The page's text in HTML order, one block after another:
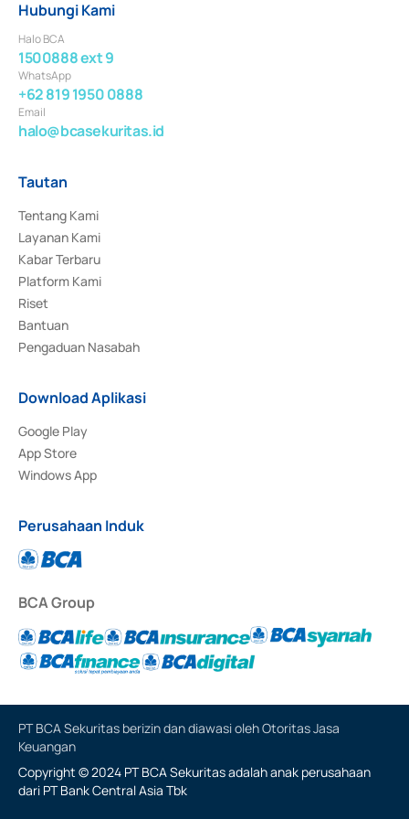
Hubungi Kami
Halo BCA
1500888 ext 9
WhatsApp
+62 819 1950 0888
Email
halo@bcasekuritas.id
Tautan
Tentang Kami
Layanan Kami
Kabar Terbaru
Platform Kami
Riset
Bantuan
Pengaduan Nasabah
Download Aplikasi
Google Play
App Store
Windows App
Perusahaan Induk
BCA Group
PT BCA Sekuritas berizin dan diawasi oleh Otoritas Jasa
Keuangan
Copyright © 2024 PT BCA Sekuritas adalah anak perusahaan
dari PT Bank Central Asia Tbk